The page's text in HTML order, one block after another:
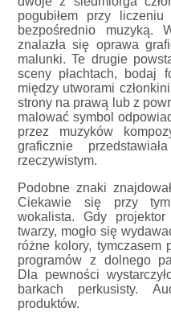
pogubiłem przy
bezpośrednio muzyką.
znalazła się oprawa
malunki. Te drugie
sceny płachtach, bodaj
między utworami
strony na prawą lub z
malować symbol
przez muzyków
graficznie
rzeczywistym.
Podobne znaki
Ciekawie się przy tym
wokalista. Gdy
twarzy, mogło się
różne kolory, tymczasem
programów z dolnego
Dla pewności
barkach perkusisty.
produktów.